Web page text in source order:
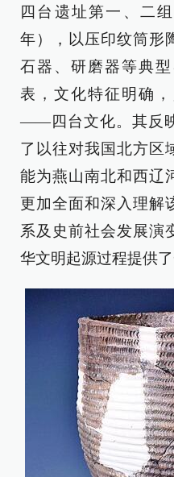
四台遗址第一、二
年），以压印纹筒形
石器、研磨器等典
表，文化特征明确
——四台文化。其反
了以往对我国北方区
能为燕山南北和西辽
更加全面和深入理解
系及史前社会发展演
华文明起源过程提供了